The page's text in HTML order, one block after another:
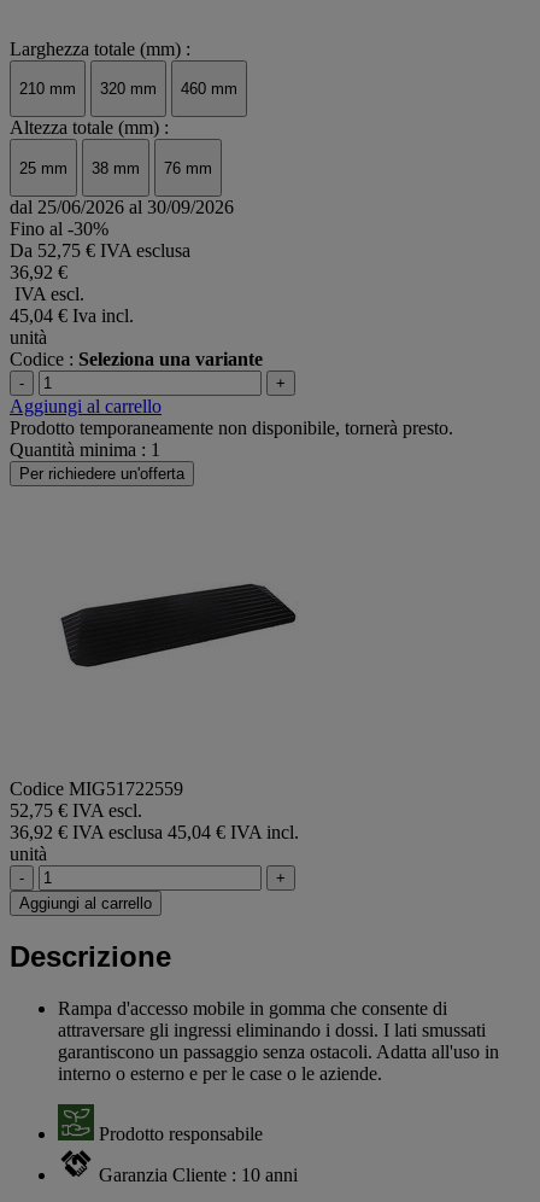
Larghezza totale (mm) :
210 mm 320 mm 460 mm
Altezza totale (mm) :
25 mm 38 mm 76 mm
dal 25/06/2026 al 30/09/2026
Fino al -30%
Da 52,75 € IVA esclusa
36,92 €
IVA escl.
45,04 € Iva incl.
unità
Codice : Seleziona una variante
- +
Aggiungi al carrello
Prodotto temporaneamente non disponibile, tornerà presto.
Quantità minima : 1
Per richiedere un'offerta
Codice MIG51722559
52,75 € IVA escl.
36,92 € IVA esclusa 45,04 € IVA incl.
unità
-
+
Aggiungi al carrello
Descrizione
Rampa d'accesso mobile in gomma che consente di
attraversare gli ingressi eliminando i dossi. I lati smussati
garantiscono un passaggio senza ostacoli. Adatta all'uso in
interno o esterno e per le case o le aziende.
Prodotto responsabile
Garanzia Cliente : 10 anni